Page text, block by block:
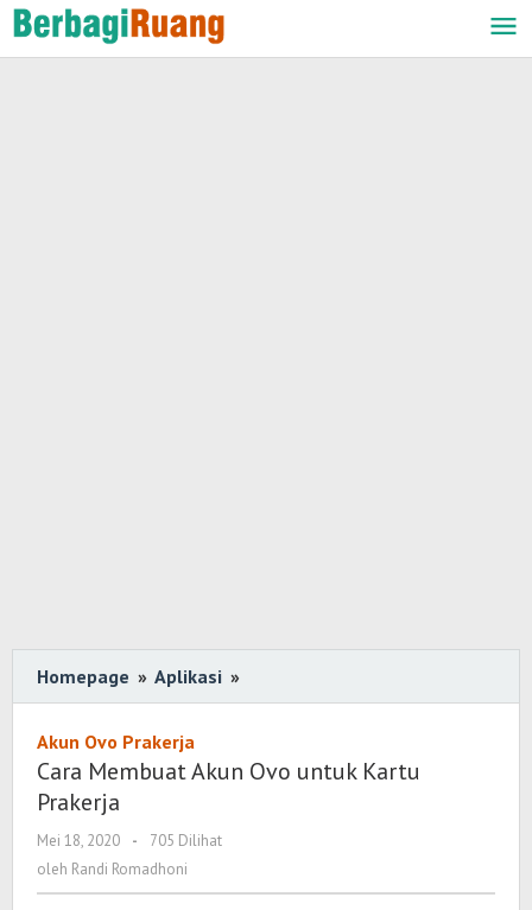
Lewati
ke
Homepage » Aplikasi »
Membuat
Ovo
Akun Ovo Prakerja
Cara Membuat Akun Ovo untuk Kartu
Prakerja
Mei 18, 2020
oleh
Randi
-
705 Dilihat
oleh Randi Romadhoni